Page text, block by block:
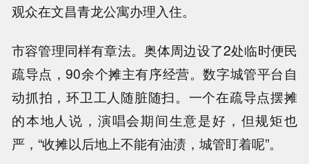
观众在文昌青龙公寓办理入住。
市容管理同样有章法。奥体周边设了2处临时便民
疏导点，90余个摊主有序经营。数字城管平台自
动抓拍，环卫工人随脏随扫。一个在疏导点摆摊
的本地人说，演唱会期间生意是好，但规矩也
严，“收摊以后地上不能有油渍，城管盯着呢”。